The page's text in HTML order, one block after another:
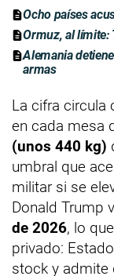
Ocho países
Ormuz, al límite:
Alemania
armas
La cifra circula
en cada mesa
(unos 440 kg)
umbral que
militar si se
Donald Trump
de 2026, lo
privado:
stock y admite